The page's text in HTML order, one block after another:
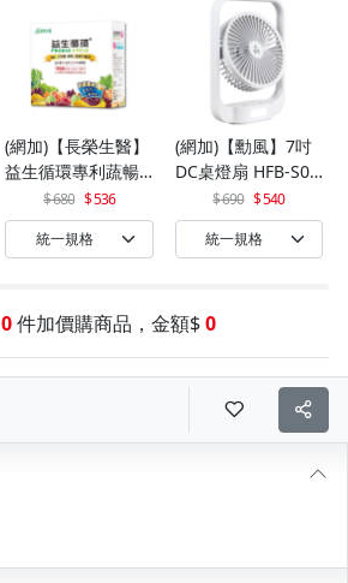
(網加)【長榮生醫】
益生循環專利蔬暢
配方輕體順暢(30包/
盒)x1
680 536
(網加)【勳風】7吋
DC桌燈扇 HFB-S06
690 540
0 件加價購商品，金額$ 0